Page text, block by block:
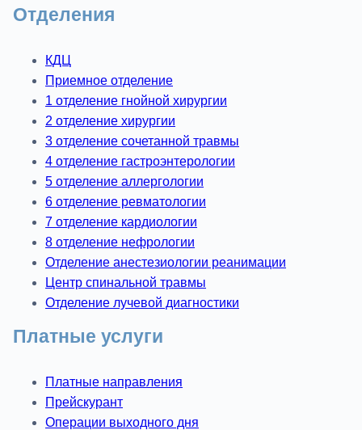
Отделения
КДЦ
Приемное отделение
1 отделение гнойной хирургии
2 отделение хирургии
3 отделение сочетанной травмы
4 отделение гастроэнтерологии
5 отделение аллергологии
6 отделение ревматологии
7 отделение кардиологии
8 отделение нефрологии
Отделение анестезиологии реанимации
Центр спинальной травмы
Отделение лучевой диагностики
Платные услуги
Платные направления
Прейскурант
Операции выходного дня